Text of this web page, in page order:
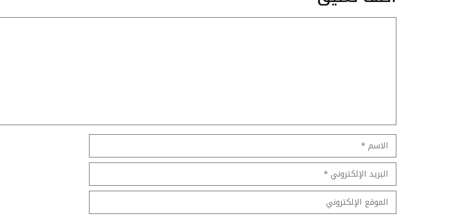
الاسم
البريد
الإلكتروني
الموقع
الإلكتروني